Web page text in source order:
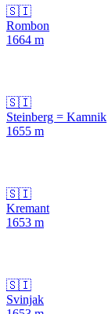
🇸🇮
Rombon
1664 m
🇸🇮
Steinberg = Kamnik
1655 m
🇸🇮
Kremant
1653 m
🇸🇮
Svinjak